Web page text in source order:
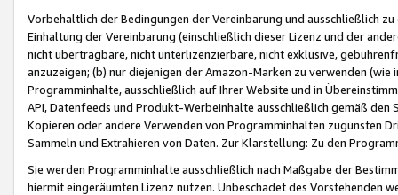
Vorbehaltlich der Bedingungen der Vereinbarung und ausschließlich
Einhaltung der Vereinbarung (einschließlich dieser Lizenz und der
nicht übertragbare, nicht unterlizenzierbare, nicht exklusive,
anzuzeigen; (b) nur diejenigen der Amazon-Marken zu verwenden
Programminhalte, ausschließlich auf Ihrer Website und in
API, Datenfeeds und Produkt-Werbeinhalte ausschließlich gemäß
Kopieren oder andere Verwenden von Programminhalten zugunsten
Sammeln und Extrahieren von Daten. Zur Klarstellung: Zu den
Sie werden Programminhalte ausschließlich nach Maßgabe der
hiermit eingeräumten Lizenz nutzen. Unbeschadet des Vorstehenden